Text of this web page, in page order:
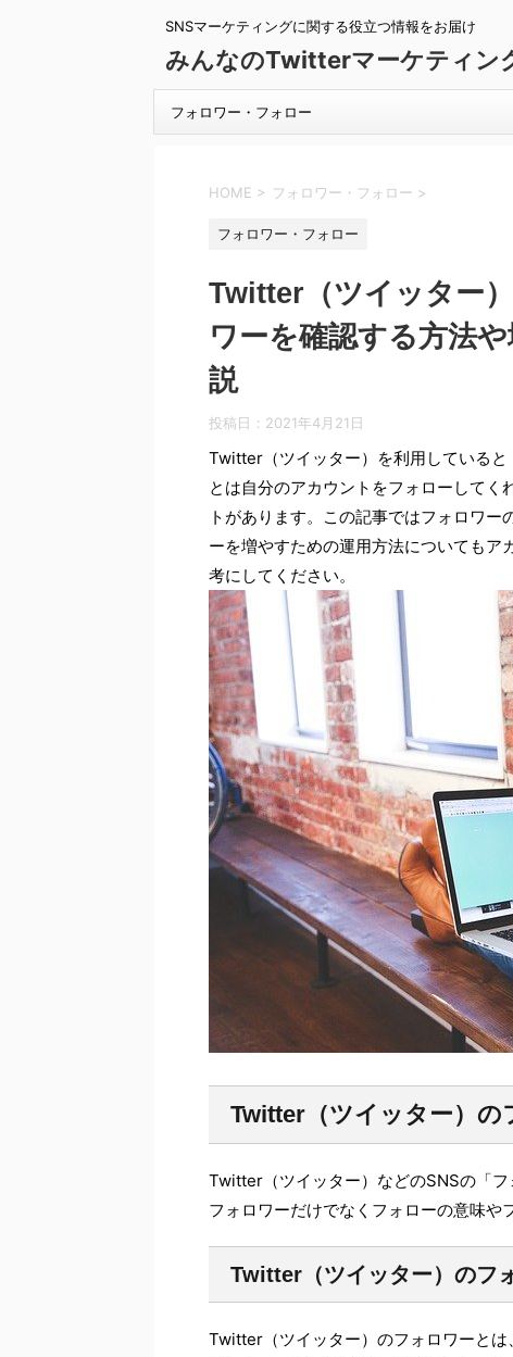
SNSマーケティングに関する役立つ情報をお届け
みんなのTwitterマーケティン
フォロワー・フォロー
HOME > フォロワー・フォロー >
フォロワー・フォロー
Twitter（ツイッター
ワーを確認する方法
説
投稿日： 2021年4月21日
Twitter（ツイッター）を利用している
とは自分のアカウントをフォローしてく
トがあります。この記事ではフォロワ
ーを増やすための運用方法についてもア
考にしてください。
Twitter（ツイッター）の
Twitter（ツイッター）などのSNSの「フ
フォロワーだけでなくフォローの意味や
Twitter（ツイッター）のフ
Twitter（ツイッター）のフォロワーと